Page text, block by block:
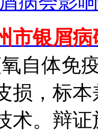
市银屑病
自体免
损，标
术。辩